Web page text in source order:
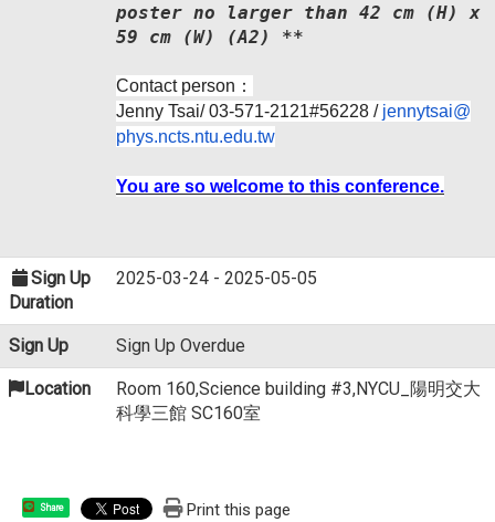
poster no larger than 42 cm (H) x
59 cm (W) (A2) **
Contact person：
Jenny Tsai/ 03-571-2121#56228 / jennytsai@
phys.ncts.ntu.edu.tw
You are so welcome to this conference.
Sign Up
Duration
2025-03-24 - 2025-05-05
Sign Up Sign Up Overdue
Location
Room 160,Science building #3,NYCU_陽明交大
科學三館 SC160室
Share Print this page